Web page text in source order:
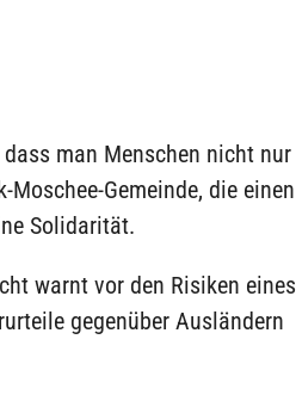
man Menschen nicht nur
Gemeinde, die einen
Solidarität.
warnt vor den Risiken eines
gegenüber Ausländern